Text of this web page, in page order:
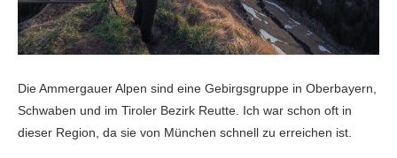
Die Ammergauer Alpen sind eine Gebirgsgruppe in Oberbayern,
Schwaben und im Tiroler Bezirk Reutte. Ich war schon oft in
dieser Region, da sie von München schnell zu erreichen ist.